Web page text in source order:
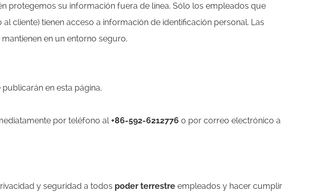
protegemos su información fuera de línea. Sólo los empleados que
cliente) tienen acceso a información de identificación personal. Las
en un entorno seguro.
en esta página.
por teléfono al +86-592-6212776 o por correo electrónico a
y seguridad a todos poder terrestre empleados y hacer cumplir